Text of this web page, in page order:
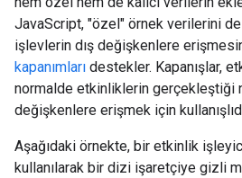
JavaScript, "özel" örnek verilerini
işlevlerin dış değişkenlere
kapanımları destekler. Kapanışlar,
normalde etkinliklerin gerçekleştiği
değişkenlere erişmek için
Aşağıdaki örnekte, bir etkinlik
kullanılarak bir dizi işaretçiye gizli